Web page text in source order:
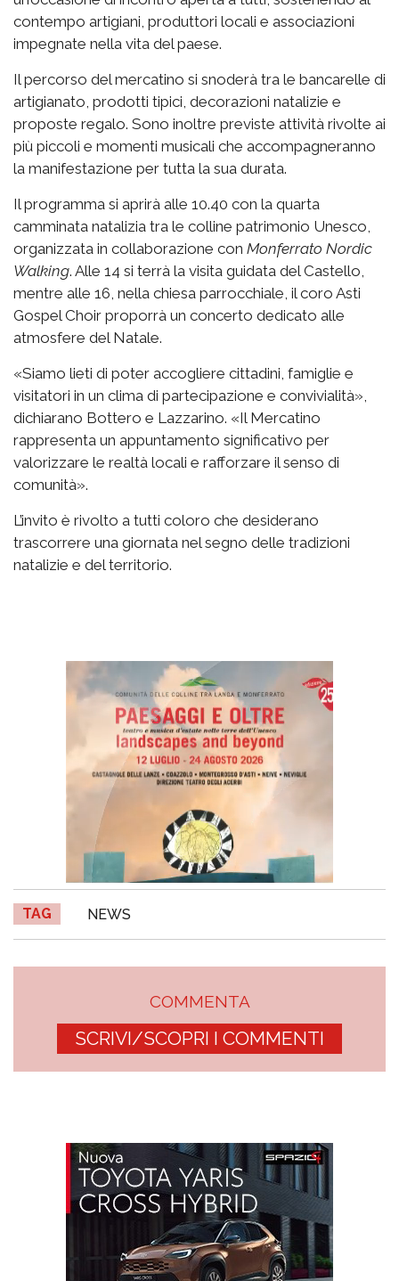
contempo artigiani, produttori locali e associazioni
impegnate nella vita del paese.
Il percorso del mercatino si snoderà tra le bancarelle di
artigianato, prodotti tipici, decorazioni natalizie e
proposte regalo. Sono inoltre previste attività rivolte ai
più piccoli e momenti musicali che accompagneranno
la manifestazione per tutta la sua durata.
Il programma si aprirà alle 10.40 con la quarta
camminata natalizia tra le colline patrimonio Unesco,
organizzata in collaborazione con Monferrato Nordic
Walking. Alle 14 si terrà la visita guidata del Castello,
mentre alle 16, nella chiesa parrocchiale, il coro Asti
Gospel Choir proporrà un concerto dedicato alle
atmosfere del Natale.
«Siamo lieti di poter accogliere cittadini, famiglie e
visitatori in un clima di partecipazione e convivialità»,
dichiarano Bottero e Lazzarino. «Il Mercatino
rappresenta un appuntamento significativo per
valorizzare le realtà locali e rafforzare il senso di
comunità».
L’invito è rivolto a tutti coloro che desiderano
trascorrere una giornata nel segno delle tradizioni
natalizie e del territorio.
TAG NEWS
COMMENTA
SCRIVI/SCOPRI I COMMENTI